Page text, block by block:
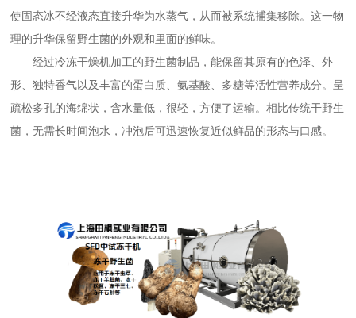
使固态冰不经液态直接升华为水蒸气，从而被系统捕集移除。这一物
理的升华保留野生菌的外观和里面的鲜味 。
经过冷冻干燥机加工的野生菌制品，能保留其原有的色泽、外
形、独特香气以及丰富的蛋白质、氨基酸、多糖等活性营养成分。呈
疏松多孔的海绵状，含水量低，很轻，方便了运输。相比传统干野生
菌，无需长时间泡水，冲泡后可迅速恢复近似鲜品的形态与口感。